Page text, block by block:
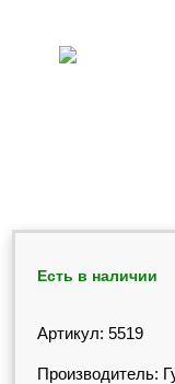
Есть в наличии
Артикул: 5519
Производитель: